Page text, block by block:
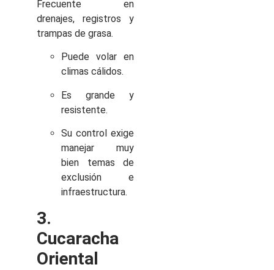
Frecuente en
drenajes, registros y
trampas de grasa.
Puede volar en
climas cálidos.
Es grande y
resistente.
Su control exige
manejar muy
bien temas de
exclusión e
infraestructura.
3.
Cucaracha
Oriental